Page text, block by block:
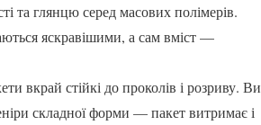
та глянцю серед масових полімерів.
яскравішими, а сам вміст —
вкрай стійкі до проколів і розриву. Ви
складної форми — пакет витримає і